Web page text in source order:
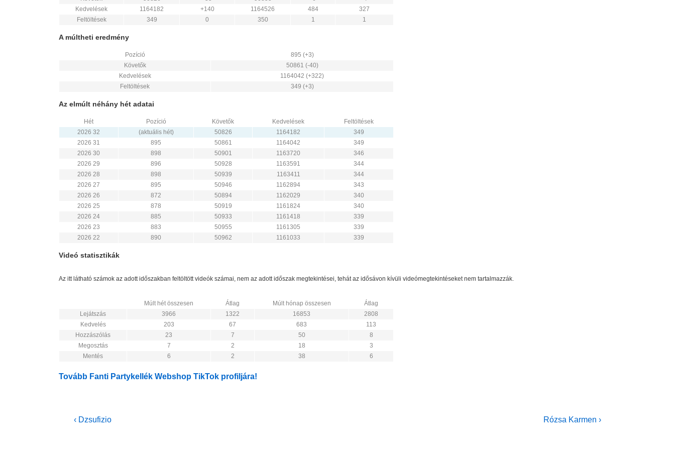
Kedvelések
1164182 +140 1164526 484
327
Feltöltések
349 0 350 1 1
A múltheti eredmény
Pozíció
895 (+3)
Követők
50861 (-40)
Kedvelések
1164042 (+322)
Feltöltések
349 (+3)
Az elmúlt néhány hét adatai
Hét Pozíció Követők Kedvelések
Feltöltések
2026 32
(aktuális hét) 50826 1164182
349
2026 31
895 50861 1164042
349
2026 30
898 50901 1163720
346
2026 29
896 50928 1163591
344
2026 28
898 50939 1163411
344
2026 27
895 50946 1162894
343
2026 26
872 50894 1162029
340
2026 25
878 50919 1161824
340
2026 24
885 50933 1161418
339
2026 23
883 50955 1161305
339
2026 22
890 50962 1161033 339
Videó statisztikák
Az itt látható számok az adott időszakban feltöltött videók számai, nem az adott időszak megtekintései, tehát az idősávon kívüli videómegtekintéseket nem tartalmazzák.
Múlt hét összesen Átlag Múlt hónap összesen
Átlag
Lejátszás
3966 1322 16853
2808
Kedvelés
203 67 683
113
Hozzászólás
23 7 50
8
Megosztás
7 2 18
3
Mentés
6 2 38 6
Tovább Fanti Partykellék Webshop TikTok profiljára!
Bejegyzés
Previous
‹ Dzsufizio
Next
Rózsa Karmen ›